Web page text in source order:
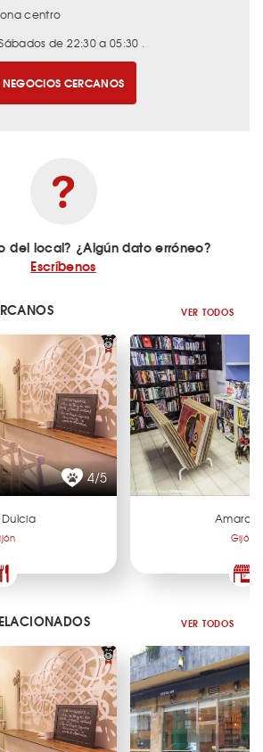
centro
de 22:30 a 05:30 .
NEGOCIOS CERCANOS
del local? ¿Algún dato erróneo?
Escríbenos
VER TODOS
4/5
Gijón
VER TODOS